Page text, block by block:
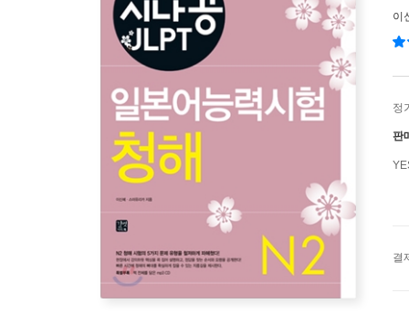
이
정
판
결